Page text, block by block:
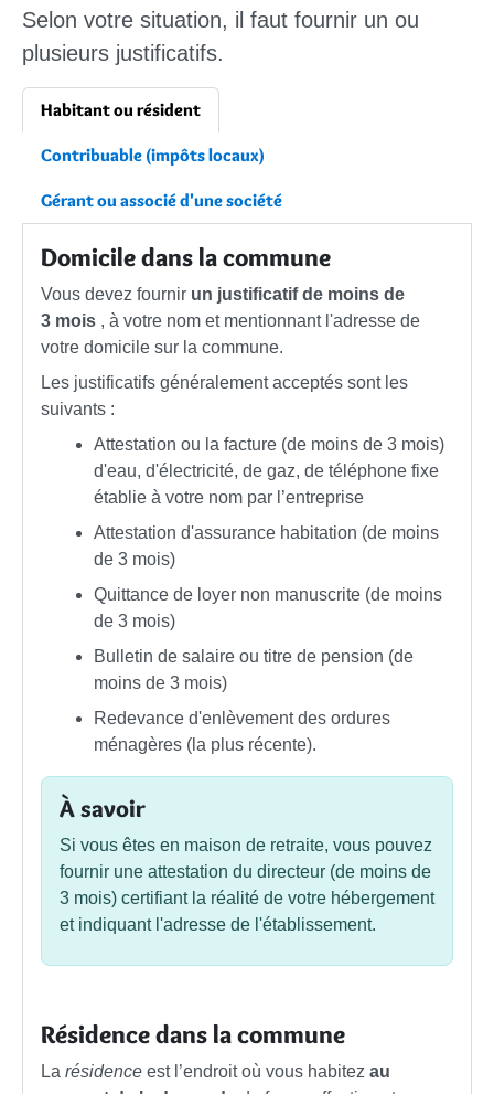
Selon votre situation, il faut fournir un ou
plusieurs justificatifs.
Habitant ou résident
Contribuable (impôts locaux)
Gérant ou associé d'une société
Domicile dans la commune
Vous devez fournir un justificatif de moins de
3 mois , à votre nom et mentionnant l'adresse de
votre domicile sur la commune.
Les justificatifs généralement acceptés sont les
suivants :
Attestation ou la facture (de moins de 3 mois)
d'eau, d'électricité, de gaz, de téléphone fixe
établie à votre nom par l’entreprise
Attestation d'assurance habitation (de moins
de 3 mois)
Quittance de loyer non manuscrite (de moins
de 3 mois)
Bulletin de salaire ou titre de pension (de
moins de 3 mois)
Redevance d'enlèvement des ordures
ménagères (la plus récente).
À savoir
Si vous êtes en maison de retraite, vous pouvez
fournir une attestation du directeur (de moins de
3 mois) certifiant la réalité de votre hébergement
et indiquant l'adresse de l'établissement.
Résidence dans la commune
La résidence est l’endroit où vous habitez au